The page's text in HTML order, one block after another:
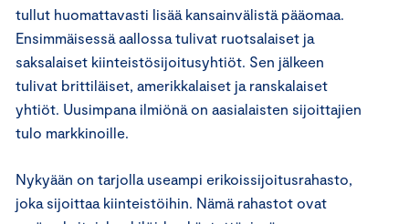
tullut huomattavasti lisää kansainvälistä pääomaa.
Ensimmäisessä aallossa tulivat ruotsalaiset ja
saksalaiset kiinteistösijoitusyhtiöt. Sen jälkeen
tulivat brittiläiset, amerikkalaiset ja ranskalaiset
yhtiöt. Uusimpana ilmiönä on aasialaisten sijoittajien
tulo markkinoille.
Nykyään on tarjolla useampi erikoissijoitusrahasto,
joka sijoittaa kiinteistöihin. Nämä rahastot ovat